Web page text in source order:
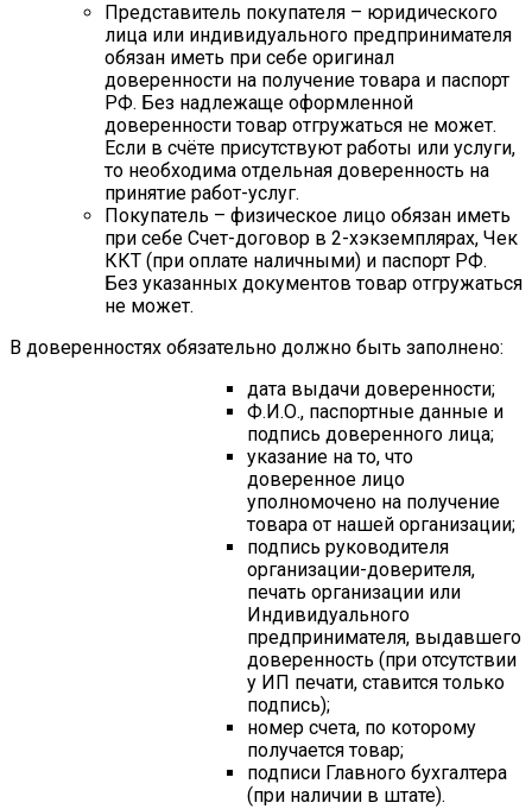
Представитель покупателя – юридического
лица или индивидуального предпринимателя
обязан иметь при себе оригинал
доверенности на получение товара и паспорт
РФ. Без надлежаще оформленной
доверенности товар отгружаться не может.
Если в счёте присутствуют работы или услуги,
то необходима отдельная доверенность на
принятие работ-услуг.
Покупатель – физическое лицо обязан иметь
при себе Счет-договор в 2-хэкземплярах, Чек
ККТ (при оплате наличными) и паспорт РФ.
Без указанных документов товар отгружаться
не может.
В доверенностях обязательно должно быть заполнено:
дата выдачи доверенности;
Ф.И.О., паспортные данные и
подпись доверенного лица;
указание на то, что
доверенное лицо
уполномочено на получение
товара от нашей организации;
подпись руководителя
организации-доверителя,
печать организации или
Индивидуального
предпринимателя, выдавшего
доверенность (при отсутствии
у ИП печати, ставится только
подпись);
номер счета, по которому
получается товар;
подписи Главного бухгалтера
(при наличии в штате).